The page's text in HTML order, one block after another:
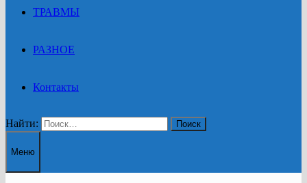
ТРАВМЫ
РАЗНОЕ
Контакты
Найти:
Меню